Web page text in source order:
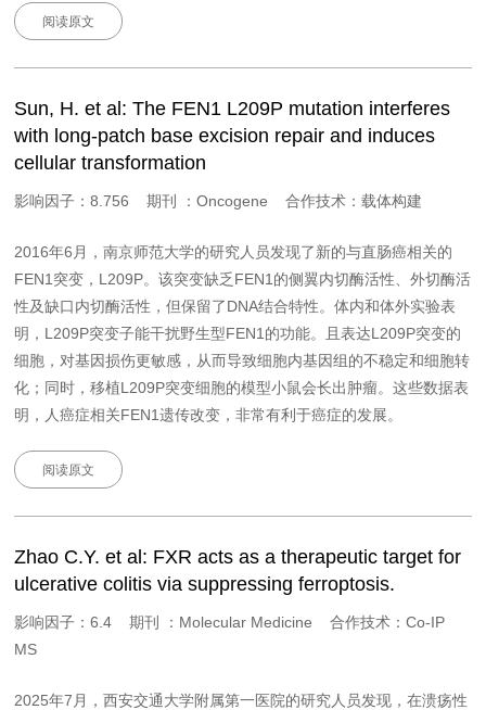
阅读原文
Sun, H. et al: The FEN1 L209P mutation interferes
with long-patch base excision repair and induces
cellular transformation
影响因子：8.756 期刊 ：Oncogene 合作技术：载体构建
2016年6月，南京师范大学的研究人员发现了新的与直肠癌相关的
FEN1突变，L209P。该突变缺乏FEN1的侧翼内切酶活性、外切酶活
性及缺口内切酶活性，但保留了DNA结合特性。体内和体外实验表
明，L209P突变子能干扰野生型FEN1的功能。且表达L209P突变的
细胞，对基因损伤更敏感，从而导致细胞内基因组的不稳定和细胞转
化；同时，移植L209P突变细胞的模型小鼠会长出肿瘤。这些数据表
明，人癌症相关FEN1遗传改变，非常有利于癌症的发展。
阅读原文
Zhao C.Y. et al: FXR acts as a therapeutic target for
ulcerative colitis via suppressing ferroptosis.
影响因子：6.4 期刊 ：Molecular Medicine 合作技术：Co-IP
MS
2025年7月，西安交通大学附属第一医院的研究人员发现，在溃疡性